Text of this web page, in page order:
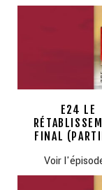
E24 LE
FINAL
Voir